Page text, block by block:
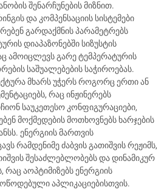
შენარჩუნების მიზნით.
და კომპენსაციის სისტემები
გარდაქმნის პარამეტრებს
დიაპაზონებში სიზუსტის
ამოიცლევს გარე ტემპერატურის
საშუალებების საჭიროებას.
მხარს უჭერს როგორც ერთი ან
რაც ინჟინერებს
საუკეთესო კონფიგურაციები,
მოქმედების მოთხოვნებს ხარჯების
ენერგიის მართვის
რამდენიმე ძაბვის გათიშვის რეჟიმს,
შესაძლებლობებს და დინამიკურ
რაც აოპტიმიზებს ენერგიის
აპლიკაციებისთვის.